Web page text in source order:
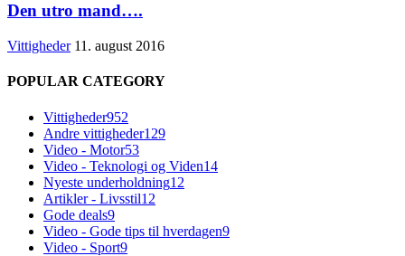
Den utro mand….
Vittigheder 11. august 2016
POPULAR CATEGORY
Vittigheder952
Andre vittigheder129
Video - Motor53
Video - Teknologi og Viden14
Nyeste underholdning12
Artikler - Livsstil12
Gode deals9
Video - Gode tips til hverdagen9
Video - Sport9